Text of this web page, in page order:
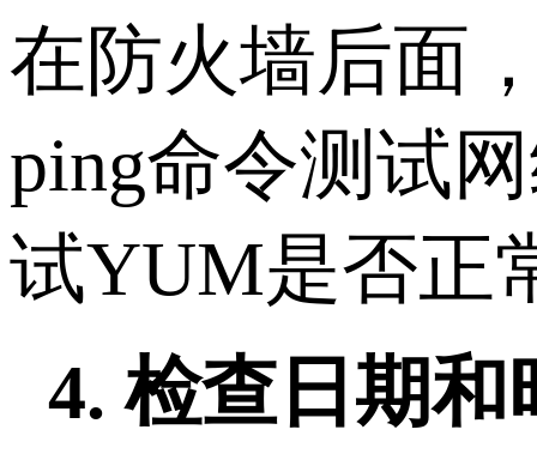
在防火墙后面
ping命令测试
试YUM是否正
4. 检查日期和